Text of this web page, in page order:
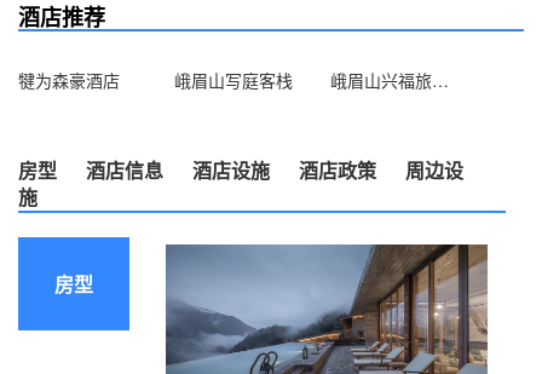
酒店推荐
犍为森豪酒店 峨眉山写庭客栈 峨眉山兴福旅饭店
房型 酒店信息 酒店设施 酒店政策
周边设
施
房型